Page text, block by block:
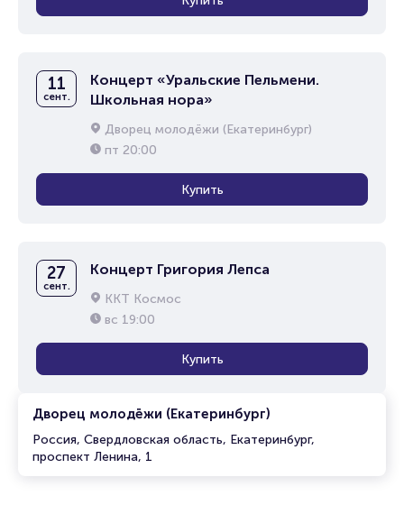
Дворец молодёжи (Екатеринбург)
Россия, Свердловская область, Екатеринбург,
проспект Ленина, 1
11
сент.
Концерт «Уральские Пельмени.
Школьная нора»
Дворец молодёжи (Екатеринбург)
пт 20:00
Купить
27
сент.
Концерт Григория Лепса
ККТ Космос
вс 19:00
Купить